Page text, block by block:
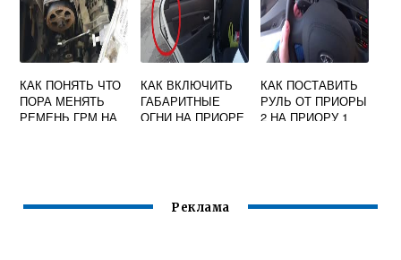
КАК ПОНЯТЬ ЧТО
ПОРА МЕНЯТЬ
РЕМЕНЬ ГРМ НА
КАК ВКЛЮЧИТЬ
ГАБАРИТНЫЕ
ОГНИ НА ПРИОРЕ
КАК ПОСТАВИТЬ
РУЛЬ ОТ ПРИОРЫ
2 НА ПРИОРУ 1
Реклама